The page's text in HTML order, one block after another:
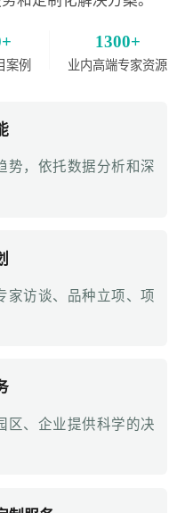
案例
1300+
业内高端专家资源
势，依托数据分析和深
家访谈、品种立项、项
区、企业提供科学的决